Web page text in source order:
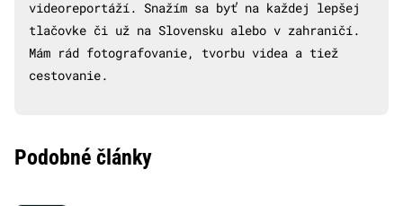
videoreportáží. Snažím sa byť na každej lepšej
tlačovke či už na Slovensku alebo v zahraničí.
Mám rád fotografovanie, tvorbu videa a tiež
cestovanie.
Podobné články